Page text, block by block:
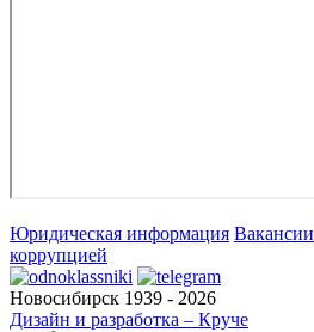
Юридическая информация Вакансии
коррупцией
Новосибирск 1939 - 2026
Дизайн и разработка – Круче